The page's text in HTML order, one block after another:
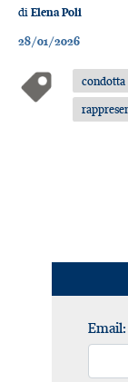
di Elena Poli
28/01/2026
condotta
Email: